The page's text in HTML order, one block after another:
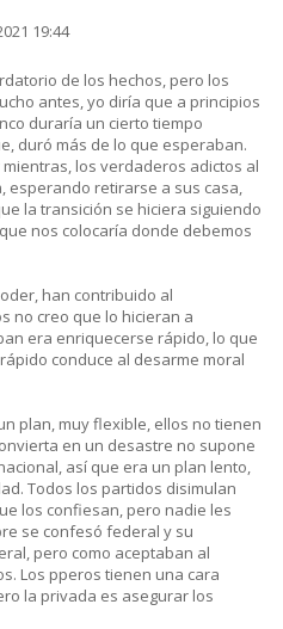
19:44
de los hechos, pero los
antes, yo diría que a principios
duraría un cierto tiempo
duró más de lo que esperaban.
los verdaderos adictos al
esperando retirarse a sus casa,
la transición se hiciera siguiendo
nos colocaría donde debemos
han contribuido al
no creo que lo hicieran a
era enriquecerse rápido, lo que
conduce al desarme moral
plan, muy flexible, ellos no tienen
en un desastre no supone
así que era un plan lento,
Todos los partidos disimulan
los confiesan, pero nadie les
se confesó federal y su
pero como aceptaban al
Los pperos tienen una cara
la privada es asegurar los